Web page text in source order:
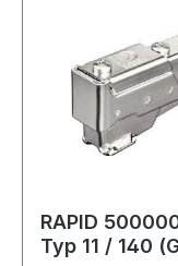
RAPID
Typ 11 / 140